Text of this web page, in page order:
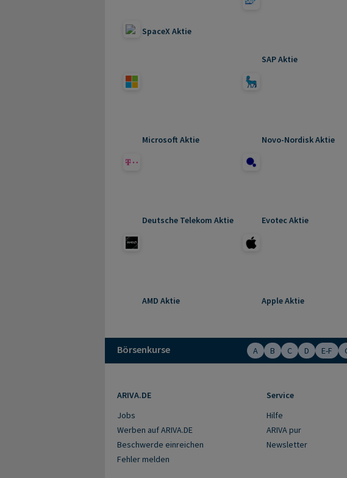
SpaceX Aktie
SAP Aktie
Microsoft Aktie Novo-Nordisk Aktie
Deutsche Telekom Aktie Evotec Aktie
AMD Aktie Apple Aktie
Börsenkurse A B C D E-F
ARIVA.DE
Jobs
Werben auf ARIVA.DE
Beschwerde einreichen
Fehler melden
Service
Hilfe
ARIVA pur
Newsletter